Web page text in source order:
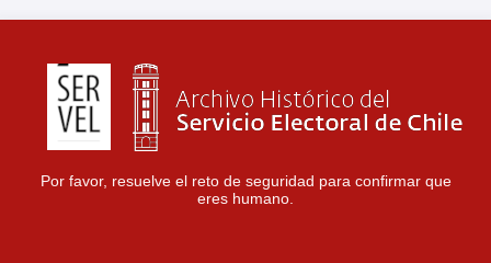
Por favor, resuelve el reto de seguridad para confirmar que
eres humano.